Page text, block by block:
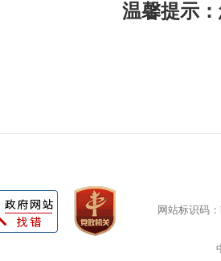
温馨提示
网站标识码